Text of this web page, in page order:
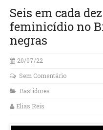
Seis em cada
feminicídio no
negras
20/07/22
Sem Comentário
Bastidores
Elias Reis